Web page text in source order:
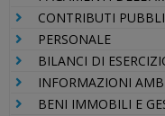
CONTRIBUTI
PERSONALE
BILANCI DI
INFORMAZIONI
BENI IMMOBILI E